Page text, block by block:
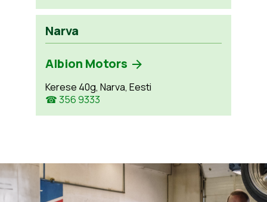
Narva
Albion Motors
Kerese 40g, Narva, Eesti
☎ 356 9333